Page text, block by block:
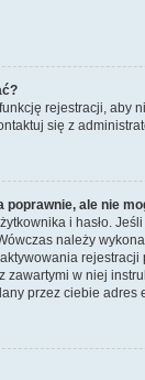
rejestracji,
się z
poprawnie, ale nie
i hasło.
należy
rejestracji
w niej
przez ciebie adres